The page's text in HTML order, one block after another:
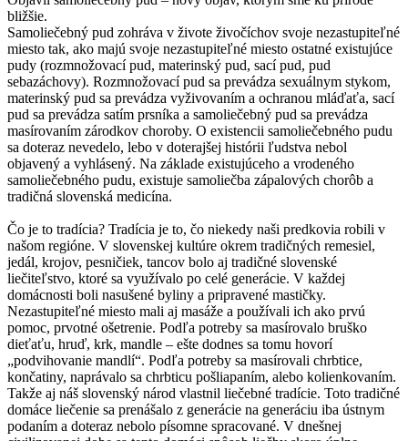
bližšie.
Samoliečebný pud zohráva v živote živočíchov svoje nezastupiteľné
miesto tak, ako majú svoje nezastupiteľné miesto ostatné existujúce
pudy (rozmnožovací pud, materinský pud, sací pud, pud
sebazáchovy). Rozmnožovací pud sa prevádza sexuálnym stykom,
materinský pud sa prevádza vyživovaním a ochranou mláďaťa, sací
pud sa prevádza satím prsníka a samoliečebný pud sa prevádza
masírovaním zárodkov choroby. O existencii samoliečebného pudu
sa doteraz nevedelo, lebo v doterajšej histórii ľudstva nebol
objavený a vyhlásený. Na základe existujúceho a vrodeného
samoliečebného pudu, existuje samoliečba zápalových chorôb a
tradičná slovenská medicína.
Čo je to tradícia? Tradícia je to, čo niekedy naši predkovia robili v
našom regióne. V slovenskej kultúre okrem tradičných remesiel,
jedál, krojov, pesničiek, tancov bolo aj tradičné slovenské
liečiteľstvo, ktoré sa využívalo po celé generácie. V každej
domácnosti boli nasušené byliny a pripravené mastičky.
Nezastupiteľné miesto mali aj masáže a používali ich ako prvú
pomoc, prvotné ošetrenie. Podľa potreby sa masírovalo bruško
dieťaťu, hruď, krk, mandle – ešte dodnes sa tomu hovorí
„podvihovanie mandlí“. Podľa potreby sa masírovali chrbtice,
končatiny, naprávalo sa chrbticu pošliapaním, alebo kolienkovaním.
Takže aj náš slovenský národ vlastnil liečebné tradície. Toto tradičné
domáce liečenie sa prenášalo z generácie na generáciu iba ústnym
podaním a doteraz nebolo písomne spracované. V dnešnej